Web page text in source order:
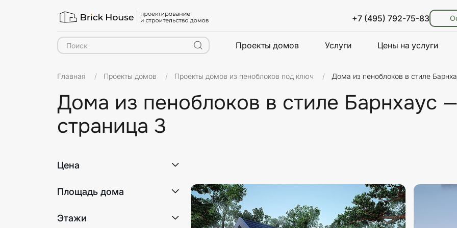
+7 (495) 792-75-83
Проекты домов Услуги Цены на услуги
Главная Проекты домов Проекты домов из пеноблоков под ключ Дома из пеноблоков в стиле
Дома из пеноблоков в стиле Барнхаус
страница 3
Цена
Площадь дома
Этажи